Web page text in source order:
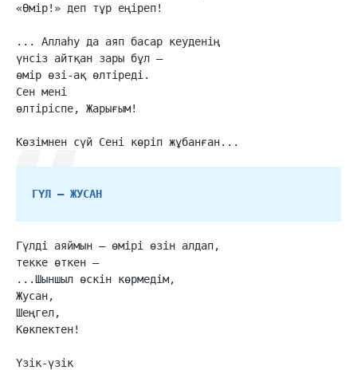
«Өмір!» деп тұр еңіреп!
... Аллаһу да аяп басар кеуденің
үнсіз айтқан зары бұл –
өмір өзі-ақ өлтіреді.
Сен мені
өлтіріспе, Жарығым!
Көзімнен сүй Сені көріп жұбанған...
ГҮЛ – ЖУСАН
Гүлді аяймын – өмірі өзін алдап,
текке өткен –
...Шыншыл өскін көрмедім,
Жусан,
Шеңгел,
Көкпектен!
Үзік-үзік